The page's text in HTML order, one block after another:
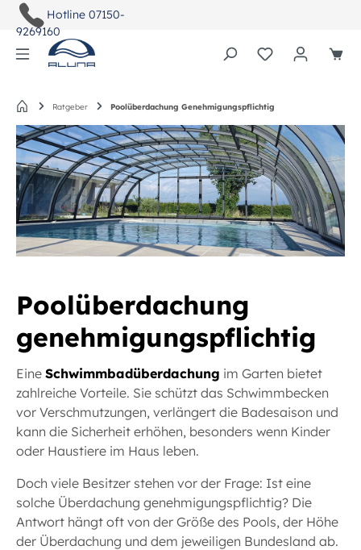
Hotline 07150-
9269160
Du hast 0
StartseiteRatgeber Poolüberdachung Genehmigungspflichtig
Poolüberdachung
genehmigungspflichtig
Eine Schwimmbadüberdachung im Garten bietet
zahlreiche Vorteile. Sie schützt das Schwimmbecken
vor Verschmutzungen, verlängert die Badesaison und
kann die Sicherheit erhöhen, besonders wenn Kinder
oder Haustiere im Haus leben.
Doch viele Besitzer stehen vor der Frage: Ist eine
solche Überdachung genehmigungspflichtig? Die
Antwort hängt oft von der Größe des Pools, der Höhe
der Überdachung und dem jeweiligen Bundesland ab.